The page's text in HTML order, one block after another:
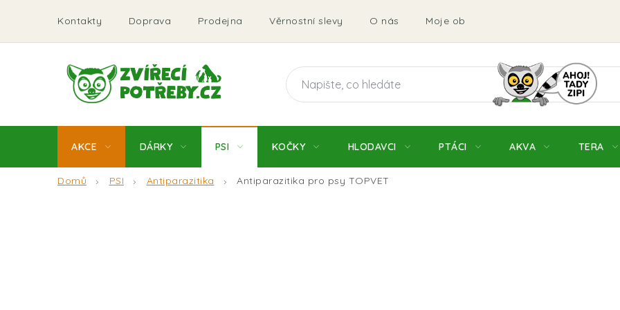
obsah
Kontakty Doprava Prodejna Věrnostní slevy O nás Moje objednávka Obchodní
AKCE DÁRKY PSI KOČKY HLODAVCI PTÁCI AKVA TERA
Domů PSI Antiparazitika Antiparazitika pro psy TOPVET